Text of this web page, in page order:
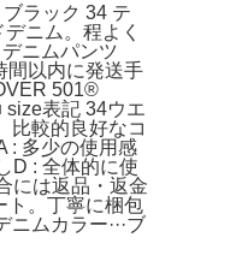
ラック 34 テ
ニム。程よく
ニムパンツ
間以内に発送手
501®
表記 34ウエ
比較的良好なコ
: 多少の使用感
D : 全体的に使
には返品・返金
。丁寧に梱包
ムカラー···ブ